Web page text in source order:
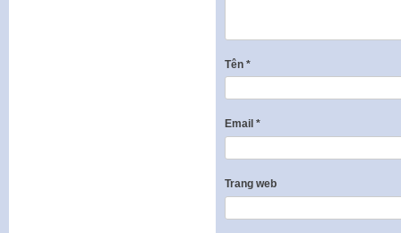
Tên *
Email *
Trang web